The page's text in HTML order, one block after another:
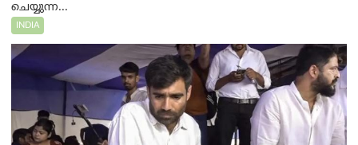
ചെയ്യുന്ന...
INDIA